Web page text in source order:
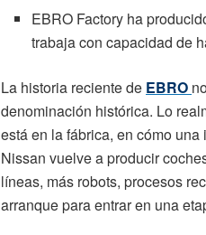
EBRO Factory ha
trabaja con capacidad de
La historia reciente de EBRO
denominación histórica. Lo
está en la fábrica, en cómo
Nissan vuelve a producir
líneas, más robots, procesos
arranque para entrar en una